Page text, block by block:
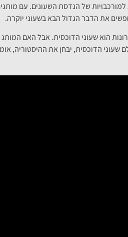
למורכבויות של הנדסת השעונים. עם
את הדבר הגדול הבא בשעוני יוקרה.
הוא שעוני הדוכסית. אבל האם
הדוכסית, יבחן את ההיסטוריה,